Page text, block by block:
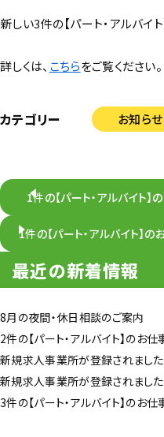
新しい3件の【パート・アルバイ
詳しくは、 こちらをご覧ください。
カテゴリー お知らせ
1件の【パート・アルバイト
1件の【パート・アルバイト】
最近の新着情報
8月の夜間・休日相談のご案内
2件の【パート・アルバイト】のお
新規求人事業所が登録されました
新規求人事業所が登録されました
3件の【パート・アルバイト】のお